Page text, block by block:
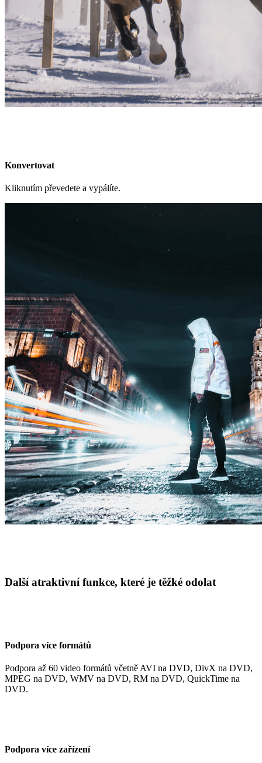
Konvertovat
Kliknutím převedete a vypálíte.
Další atraktivní funkce, které je těžké odolat
Podpora více formátů
Podpora až 60 video formátů včetně AVI na DVD, DivX na DVD,
MPEG na DVD, WMV na DVD, RM na DVD, QuickTime na
DVD.
Podpora více zařízení